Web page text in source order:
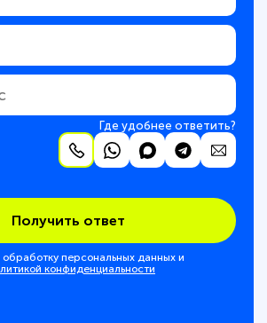
Где удобнее ответить?
Получить ответ
персональных данных и
конфиденциальности